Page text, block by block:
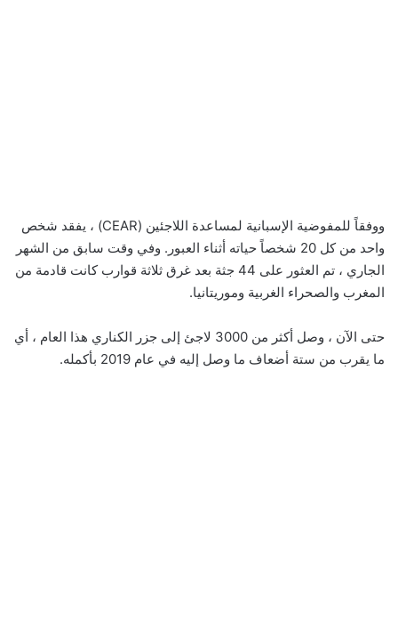
ووفقاً للمفوضية الإسبانية لمساعدة اللاجئين (CEAR) ، يفقد شخص
واحد من كل 20 شخصاً حياته أثناء العبور. وفي وقت سابق من الشهر
الجاري ، تم العثور على 44 جثة بعد غرق ثلاثة قوارب كانت قادمة من
المغرب والصحراء الغربية وموريتانيا.
حتى الآن ، وصل أكثر من 3000 لاجئ إلى جزر الكناري هذا العام ، أي
ما يقرب من ستة أضعاف ما وصل إليه في عام 2019 بأكمله.